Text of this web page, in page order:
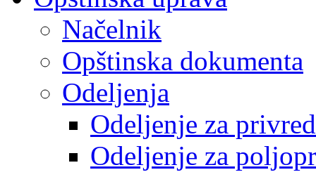
Načelnik
Opštinska dokumenta
Odeljenja
Odeljenje za
Odeljenje za